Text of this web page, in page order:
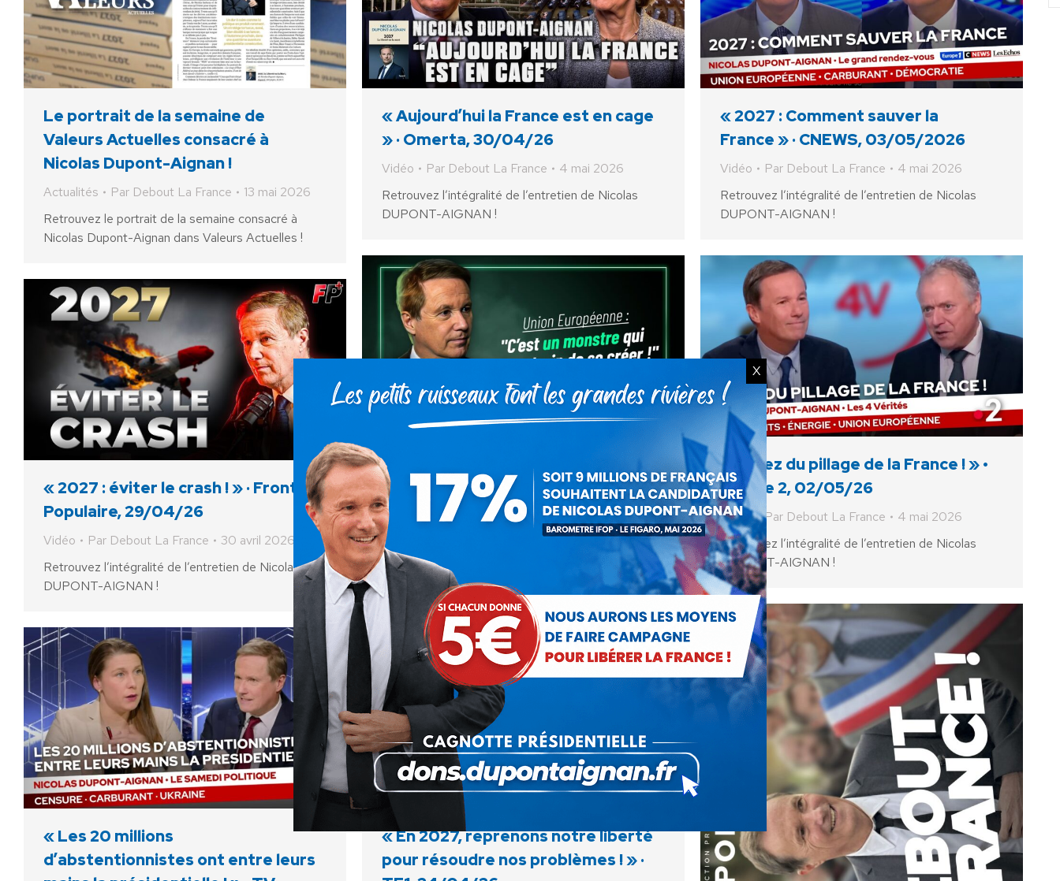
Le portrait de la semaine de
Valeurs Actuelles consacré à
Nicolas Dupont-Aignan !
Actualités Par Debout La France
13 mai 2026
Retrouvez le portrait de la semaine consacré à
Nicolas Dupont-Aignan dans Valeurs Actuelles !
« Aujourd’hui la France est en cage
» · Omerta, 30/04/26
Vidéo Par Debout La France
4 mai 2026
Retrouvez l’intégralité de l’entretien de Nicolas
DUPONT-AIGNAN !
« 2027 : Comment sauver la
France » · CNEWS, 03/05/2026
Vidéo Par Debout La France
4 mai 2026
Retrouvez l’intégralité de l’entretien de Nicolas
DUPONT-AIGNAN !
« Union européenne : c’est un
monstre qui est en train de se créer
! » · Boulevard Voltaire, 02/05/26
Vidéo Debout La France
4 mai 2026
Retrouvez l’intégralité de l’entretien de Nicolas
DUPONT-AIGNAN !
« Assez du pillage de la France ! » •
France 2, 02/05/26
Vidéo Par Debout La France
4 mai 2026
Retrouvez l’intégralité de l’entretien de Nicolas
DUPONT-AIGNAN !
« 2027 : éviter le crash ! » · Front
Populaire, 29/04/26
Vidéo Par Debout La France
30 avril 2026
Retrouvez l’intégralité de l’entretien de Nicolas
DUPONT-AIGNAN !
« Les 20 millions
d’abstentionnistes ont entre leurs
« En 2027, reprenons notre liberté
pour résoudre nos problèmes ! » ·
X